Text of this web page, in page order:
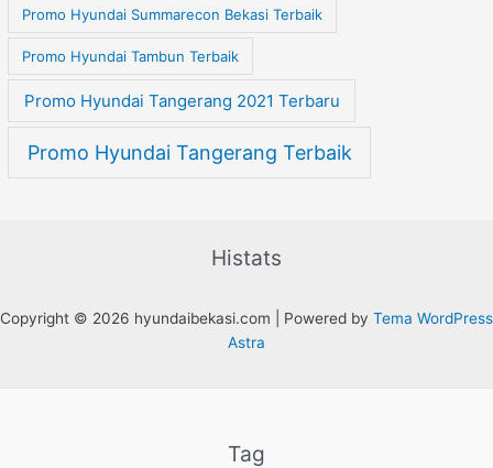
Promo Hyundai Summarecon Bekasi Terbaik
Promo Hyundai Tambun Terbaik
Promo Hyundai Tangerang 2021 Terbaru
Promo Hyundai Tangerang Terbaik
Histats
Copyright © 2026 hyundaibekasi.com | Powered by Tema WordPress
Astra
Tag